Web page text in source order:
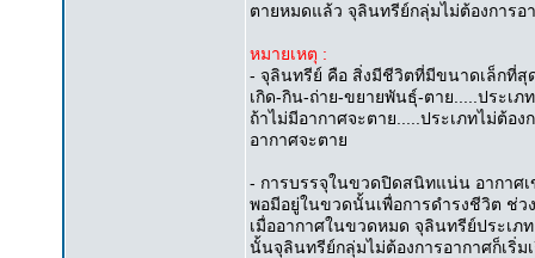
ตายหมดแล้ว จุลินทรีย์กลุ่มไม่ต้องการอ
หมายเหตุ :
- จุลินทรีย์ คือ สิ่งมีชีวิตที่มีขนาดเล็กที่สุ
เกิด-กิน-ถ่าย-ขยายพันธุ์-ตาย.....ประเ
ถ้าไม่มีอากาศจะตาย.....ประเภทไม่ต้อ
อากาศจะตาย
- การบรรจุในขวดปิดสนิทแน่น อากาศเ
พอมีอยู่ในขวดนั้นเพื่อการดำรงชีวิต ช่ว
เมื่ออากาศในขวดหมด จุลินทรีย์ประเภ
นั้นจุลินทรีย์กลุ่มไม่ต้องการอากาศก็เริ่ม